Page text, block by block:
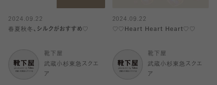
2024.09.22
春夏秋冬、シルクがおすすめ♡
靴下屋
武蔵小杉東急スクエ
ア
2024.09.22
♡♡Heart Heart Heart♡♡
靴下屋
武蔵小杉東急スクエ
ア